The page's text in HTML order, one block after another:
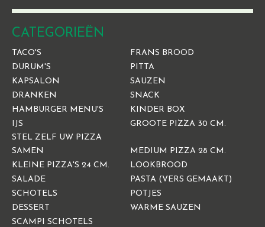
CATEGORIEËN
TACO'S
FRANS BROOD
DURUM'S
PITTA
KAPSALON
SAUZEN
DRANKEN
SNACK
HAMBURGER MENU'S
KINDER BOX
IJS
GROOTE PIZZA 30 CM.
STEL ZELF UW PIZZA
SAMEN
MEDIUM PIZZA 28 CM.
KLEINE PIZZA'S 24 CM.
LOOKBROOD
SALADE
PASTA (VERS GEMAAKT)
SCHOTELS
POTJES
DESSERT
WARME SAUZEN
SCAMPI SCHOTELS